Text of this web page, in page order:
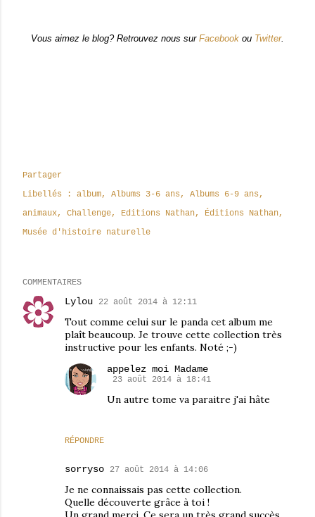
Vous aimez le blog? Retrouvez nous sur Facebook ou Twitter.
Partager
Libellés :
album Albums 3-6 ans
Albums 6-9 ans
animaux
Challenge Editions Nathan
Éditions Nathan
Musée d'histoire naturelle
COMMENTAIRES
Lylou 22 août 2014 à 12:11
Tout comme celui sur le panda cet album me
plaît beaucoup. Je trouve cette collection très
instructive pour les enfants. Noté ;-)
RÉPONDRE
appelez moi Madame
23 août 2014 à 18:41
Un autre tome va paraitre j'ai hâte
sorryso 27 août 2014 à 14:06
Je ne connaissais pas cette collection.
Quelle découverte grâce à toi !